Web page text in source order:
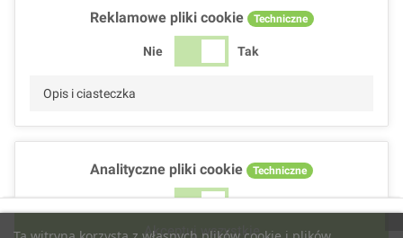
Reklamowe pliki cookie Techniczne
Nie Tak
Opis i ciasteczka
Analityczne pliki cookie Techniczne
Nie Tak
Akceptuj wszystkie